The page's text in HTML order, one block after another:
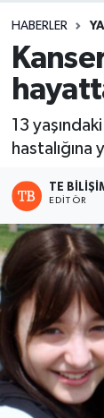
HABERLER
13
hastalığına
TE
EDITÖR